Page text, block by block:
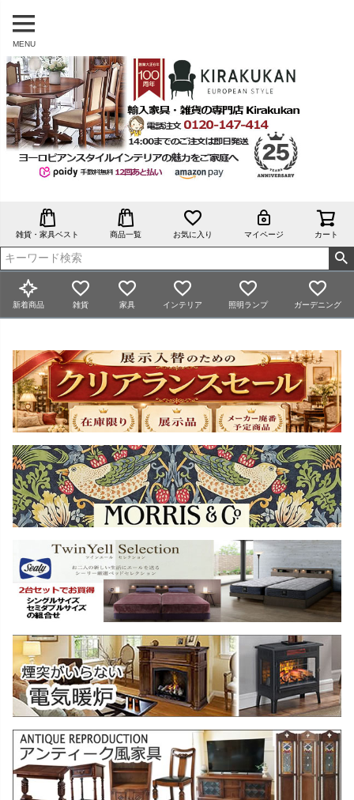
MENU
雑貨・家具ベスト 商品一覧 お気に入り マイページ カート
新着商品 雑貨 家具 インテリア 照明ランプ ガーデニング